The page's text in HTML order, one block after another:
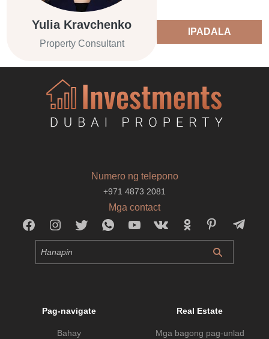
Yulia Kravchenko
Property Consultant
IPADALA
Numero ng telepono
+971 4873 2081
Mga contact
Pag-navigate
Bahay
Real Estate
Mga bagong pag-unlad